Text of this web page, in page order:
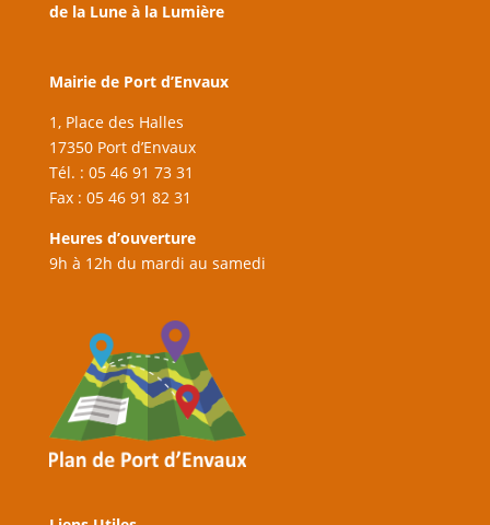
de la Lune à la Lumière
Mairie de Port d’Envaux
1, Place des Halles
17350 Port d’Envaux
Tél. : 05 46 91 73 31
Fax : 05 46 91 82 31
Heures d’ouverture
9h à 12h du mardi au samedi